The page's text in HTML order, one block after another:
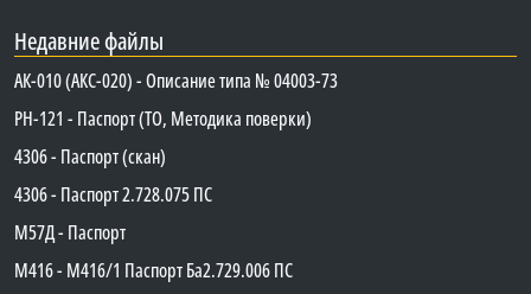
Недавние файлы
АК-010 (АКС-020) - Описание типа № 04003-73
PH-121 - Паспорт (ТО, Методика поверки)
4306 - Паспорт (скан)
4306 - Паспорт 2.728.075 ПС
М57Д - Паспорт
М416 - М416/1 Паспорт Ба2.729.006 ПС